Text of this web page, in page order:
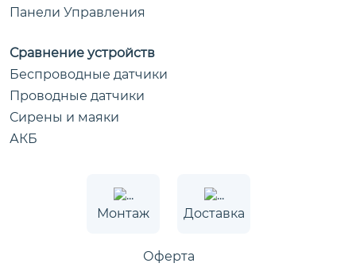
Панели Управления
Сравнение устройств
Беспроводные датчики
Проводные датчики
Сирены и маяки
АКБ
Оферта
Монтаж Доставка